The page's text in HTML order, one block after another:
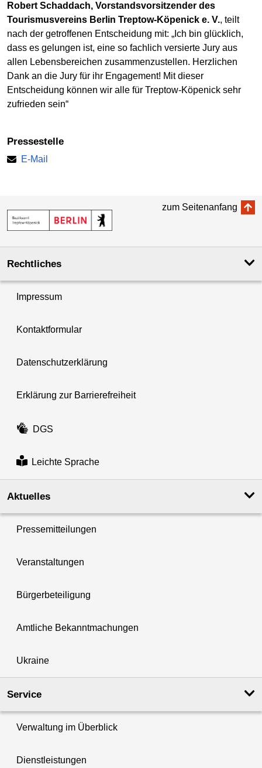
Robert Schaddach, Vorstandsvorsitzender des
Tourismusvereins Berlin Treptow-Köpenick e. V., teilt
nach der getroffenen Entscheidung mit: „Ich bin glücklich,
dass es gelungen ist, eine so fachlich versierte Jury aus
allen Lebensbereichen zusammenzustellen. Herzlichen
Dank an die Jury für ihr Engagement! Mit dieser
Entscheidung können wir alle für Treptow-Köpenick sehr
zufrieden sein“
Pressestelle
E-Mail
zum Seitenanfang
Rechtliches
Impressum
Kontaktformular
Datenschutzerklärung
Erklärung zur Barrierefreiheit
DGS
Leichte Sprache
Aktuelles
Pressemitteilungen
Veranstaltungen
Bürgerbeteiligung
Amtliche Bekanntmachungen
Ukraine
Service
Verwaltung im Überblick
Dienstleistungen